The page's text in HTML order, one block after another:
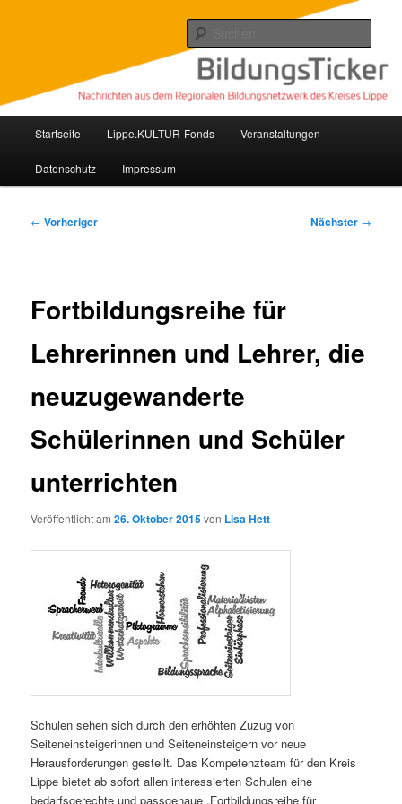
Lippe Bildungsticker
Nachrichten aus dem regionalen Bildungsnetzwerk des Kreises Lippe
Startseite Lippe.KULTUR-Fonds Veranstaltungen
Datenschutz Impressum
Beitragsnavigation
← Vorheriger Nächster →
Fortbildungsreihe für
Lehrerinnen und Lehrer, die
neuzugewanderte
Schülerinnen und Schüler
unterrichten
Veröffentlicht am26. Oktober 2015von Lisa Hett
Schulen sehen sich durch den erhöhten Zuzug von
Seiteneinsteigerinnen und Seiteneinsteigern vor neue
Herausforderungen gestellt. Das Kompetenzteam für den Kreis
Lippe bietet ab sofort allen interessierten Schulen eine
bedarfsgerechte und passgenaue „Fortbildungsreihe für